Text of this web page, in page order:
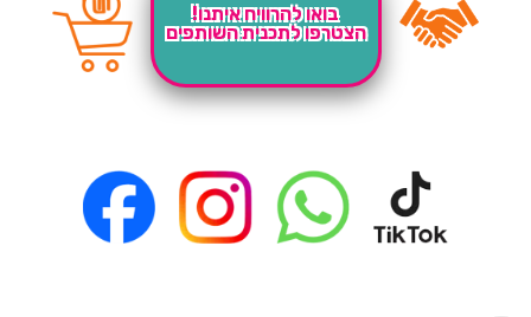
בואו להרוויח איתנו!
הצטרפו לתכנית השותפים